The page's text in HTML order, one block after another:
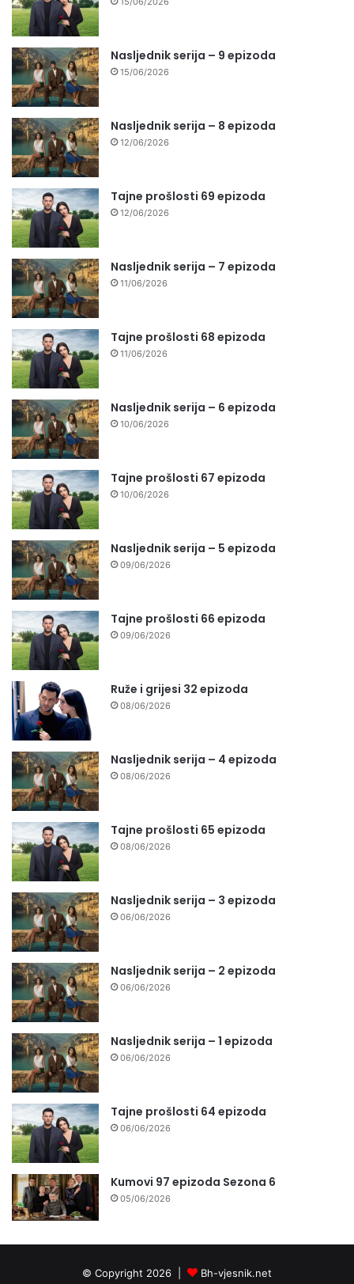
Nasljednik serija – 9 epizoda
15/06/2026
Nasljednik serija – 8 epizoda
12/06/2026
Tajne prošlosti 69 epizoda
12/06/2026
Nasljednik serija – 7 epizoda
11/06/2026
Tajne prošlosti 68 epizoda
11/06/2026
Nasljednik serija – 6 epizoda
10/06/2026
Tajne prošlosti 67 epizoda
10/06/2026
Nasljednik serija – 5 epizoda
09/06/2026
Tajne prošlosti 66 epizoda
09/06/2026
Ruže i grijesi 32 epizoda
08/06/2026
Nasljednik serija – 4 epizoda
08/06/2026
Tajne prošlosti 65 epizoda
08/06/2026
Nasljednik serija – 3 epizoda
06/06/2026
Nasljednik serija – 2 epizoda
06/06/2026
Nasljednik serija – 1 epizoda
06/06/2026
Tajne prošlosti 64 epizoda
06/06/2026
Kumovi 97 epizoda Sezona 6
05/06/2026
© Copyright 2026 | Bh-vjesnik.net